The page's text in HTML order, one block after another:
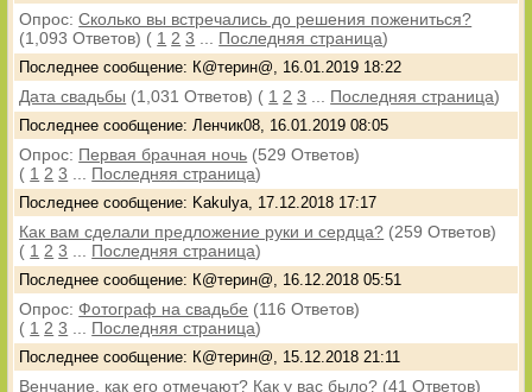
Опрос:Сколько вы встречались до решения пожениться?
(1,093 Ответов) ( 1 2 3 Последняя страница)
Последнее сообщение: К@терин@, 16.01.2019 18:22
Дата свадьбы (1,031 Ответов) ( 1 2 3 Последняя страница)
Последнее сообщение: Ленчик08, 16.01.2019 08:05
Опрос: Первая брачная ночь (529 Ответов)
( 1 2 3 Последняя страница)
Последнее сообщение: Kakulya, 17.12.2018 17:17
Как вам сделали предложение руки и сердца? (259 Ответов)
( 1 2 3 Последняя страница)
Последнее сообщение: К@терин@, 16.12.2018 05:51
Опрос:Фотограф на свадьбе (116 Ответов)
( 1 2 3 Последняя страница)
Последнее сообщение: К@терин@, 15.12.2018 21:11
Венчание, как его отмечают? Как у вас было? (41 Ответов)